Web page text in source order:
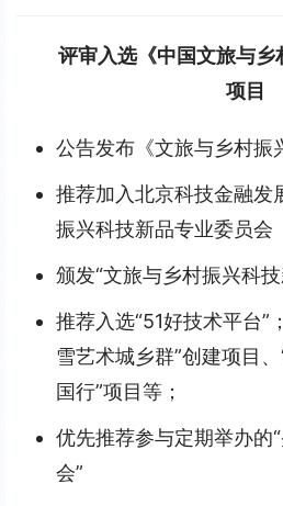
评审入选《中国文旅与乡
项目
公告发布《文旅与乡村振
推荐加入北京科技金融发
振兴科技新品专业委员会
颁发“文旅与乡村振兴科
推荐入选“51好技术平台”
雪艺术城乡群”创建项目
国行”项目等；
优先推荐参与定期举办的
会”